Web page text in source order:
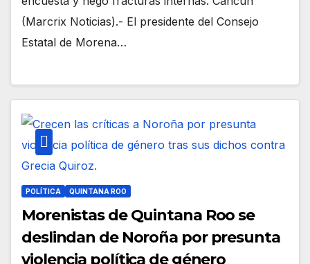
(Marcrix Noticias).- El presidente del Consejo
Estatal de Morena…
POLÍTICA QUINTANA ROO
Morenistas de Quintana Roo se
deslindan de Noroña por presunta
violencia política de género